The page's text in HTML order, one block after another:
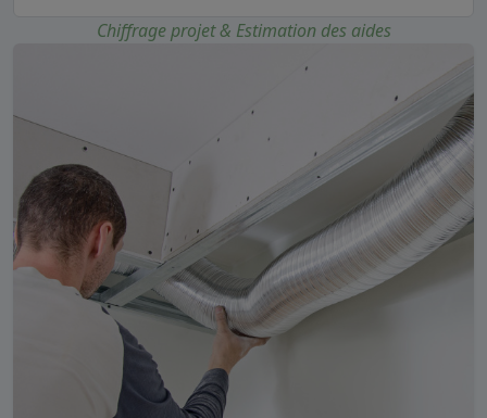
Chiffrage projet & Estimation des aides